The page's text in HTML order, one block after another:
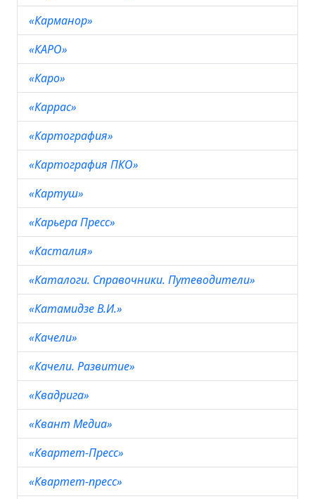
«Карманор»
«КАРО»
«Каро»
«Каррас»
«Картография»
«Картография ПКО»
«Картуш»
«Карьера Пресс»
«Касталия»
«Каталоги. Справочники. Путеводители»
«Катамидзе В.И.»
«Качели»
«Качели. Развитие»
«Квадрига»
«Квант Медиа»
«Квартет-Пресс»
«Квартет-пресс»